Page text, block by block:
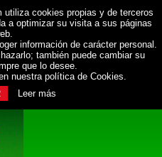
utiliza cookies propias y de terceros
a optimizar su visita a sus páginas
información de carácter personal.
también puede cambiar su
que lo desee.
nuestrapolítica de Cookies.
Leer más